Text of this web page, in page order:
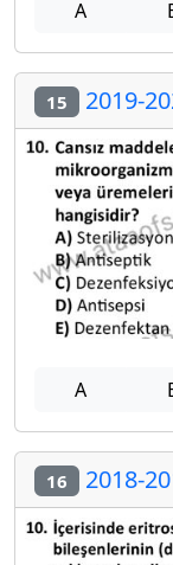
A
15 2019-
A
16 2018-